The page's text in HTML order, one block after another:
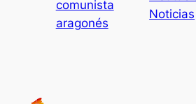
comunista
aragonés
Noticias